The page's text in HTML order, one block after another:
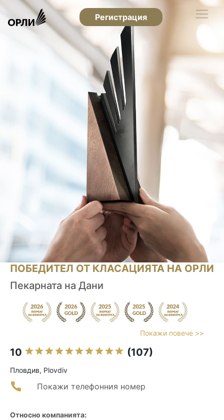
Регистрация
ПОБЕДИТЕЛ ОТ КЛАСАЦИЯТА НА ОРЛИ
Пекарната на Дани
Покажи повече >>
10 (107)
Пловдив, Plovdiv
Покажи телефонния номер
Относно компанията: